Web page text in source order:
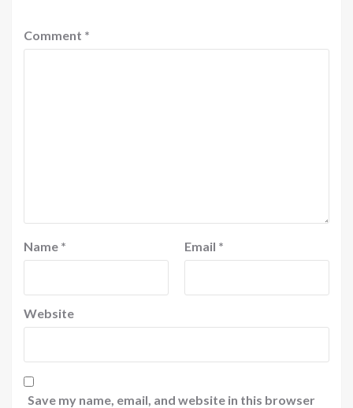
Comment *
Name * Email *
Website
Save my name, email, and website in this browser